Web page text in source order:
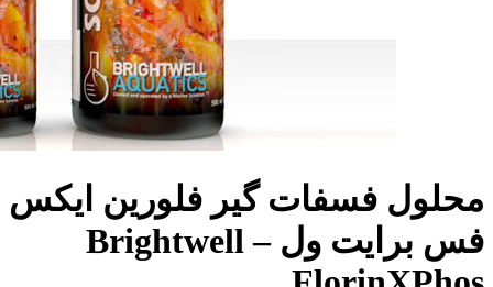
محلول فسفات گیر فلورین ایکس
فس برایت ول – Brightwell